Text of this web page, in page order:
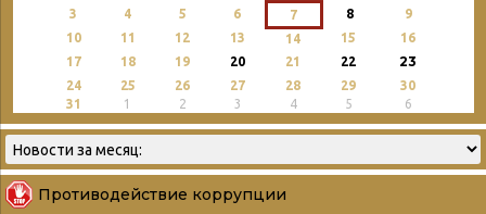
3 4 5 6 7 8
9
10
11 12 13 14 15
16
17
18 19 20 21 22 23
24 25 26 27 28 29
30
31
1 2 3 4 5 6
Противодействие коррупции